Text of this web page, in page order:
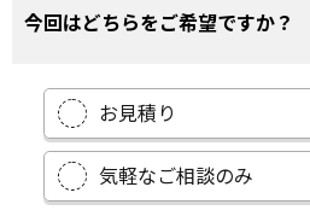
今回はどちらをご希望ですか？
お見積り
気軽なご相談のみ